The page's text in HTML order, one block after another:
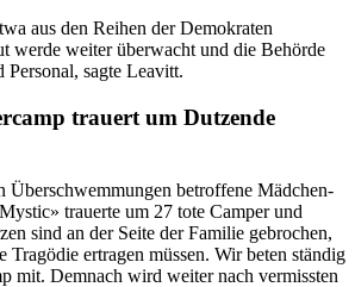
aus den Reihen der Demokraten
werde weiter überwacht und die Behörde
Personal, sagte Leavitt.
trauert um Dutzende
Überschwemmungen betroffene Mädchen-
trauerte um 27 tote Camper und
sind an der Seite der Familie gebrochen,
Tragödie ertragen müssen. Wir beten ständig
mit. Demnach wird weiter nach vermissten